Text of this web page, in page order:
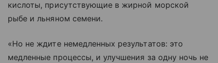
кислоты, присутствующие в жирной морской
рыбе и льняном семени.
«Но не ждите немедленных результатов: это
медленные процессы, и улучшения за одну ночь не